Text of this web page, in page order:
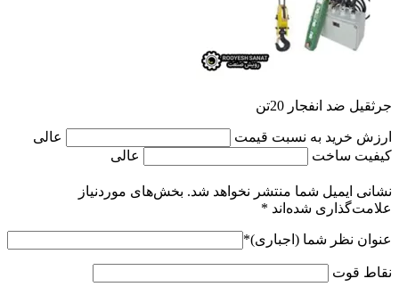
جرثقیل ضد انفجار 20تن
ارزش خرید به نسبت قیمت
عالی
کیفیت ساخت
عالی
نشانی ایمیل شما منتشر نخواهد شد. بخش‌های موردنیاز
علامت‌گذاری شده‌اند *
عنوان نظر شما (اجباری)*
نقاط قوت